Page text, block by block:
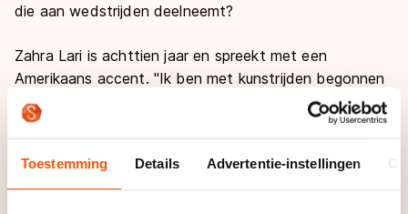
Toestemming Details Advertentie-instellingen
die aan wedstrijden deelneemt?
Zahra Lari is achttien jaar en spreekt met een
Amerikaans accent. "Ik ben met kunstrijden begonnen
toen ik 11,5 was. Het kwam doordat ik de film Ice
Princess zag, en dacht, dat wil ik ook doen. De eerste
Elke donderdag is het Zayed Sport City complex,